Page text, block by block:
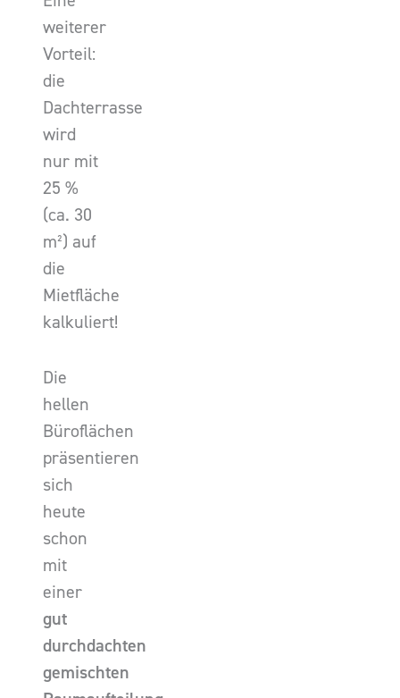
weiterer
Vorteil:
die
Dachterrasse
wird
nur mit
25 %
(ca. 30
m²) auf
die
Mietfläche
kalkuliert!
Die
hellen
Büroflächen
präsentieren
sich
heute
schon
mit
einer
gut
durchdachten
gemischten